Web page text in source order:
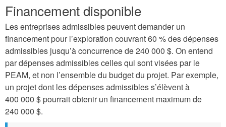
Financement disponible
Les entreprises admissibles peuvent demander un
financement pour l’exploration couvrant 60 % des dépenses
admissibles jusqu’à concurrence de 240 000 $. On entend
par dépenses admissibles celles qui sont visées par le
PEAM, et non l’ensemble du budget du projet. Par exemple,
un projet dont les dépenses admissibles s’élèvent à
400 000 $ pourrait obtenir un financement maximum de
240 000 $.